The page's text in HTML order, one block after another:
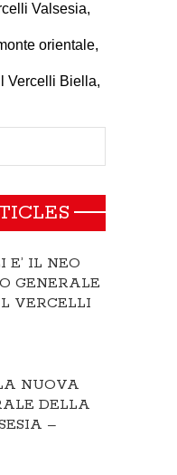
Valsesia,
orientale,
Vercelli Biella,
E’ IL NEO
GENERALE
VERCELLI
NUOVA
DELLA
–